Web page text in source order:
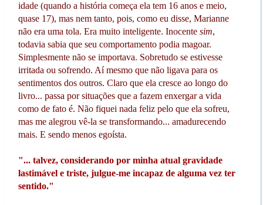
idade (quando a história começa ela tem 16 anos e meio,
quase 17), mas nem tanto, pois, como eu disse, Marianne
não era uma tola. Era muito inteligente. Inocente sim,
todavia sabia que seu comportamento podia magoar.
Simplesmente não se importava. Sobretudo se estivesse
irritada ou sofrendo. Aí mesmo que não ligava para os
sentimentos dos outros. Claro que ela cresce ao longo do
livro... passa por situações que a fazem enxergar a vida
como de fato é. Não fiquei nada feliz pelo que ela sofreu,
mas me alegrou vê-la se transformando... amadurecendo
mais. E sendo menos egoísta.
"... talvez, considerando por minha atual gravidade
lastimável e triste, julgue-me incapaz de alguma vez ter
sentido."